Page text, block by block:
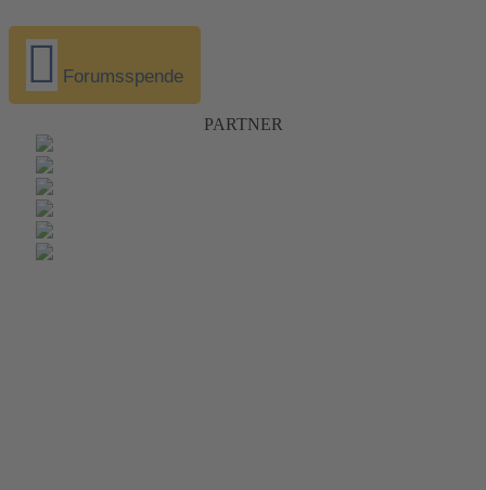
Forumsspende
PARTNER